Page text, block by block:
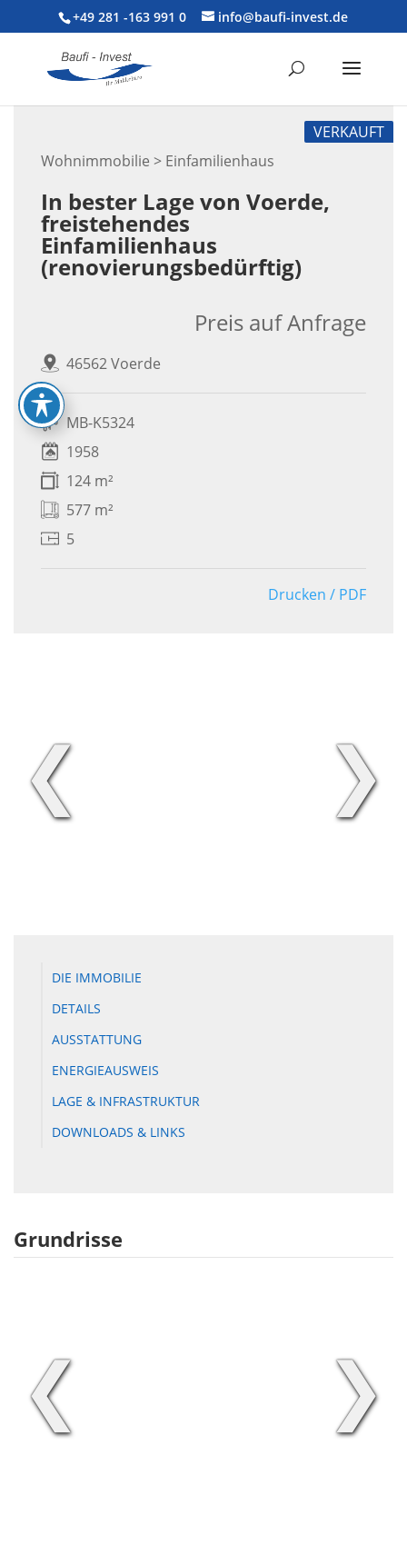
+49 281 -163 991 0 info@baufi-invest.de
Wohnimmobilie > Einfamilienhaus
VERKAUFT
In bester Lage von Voerde,
freistehendes
Einfamilienhaus
(renovierungsbedürftig)
46562 Voerde
Preis auf Anfrage
MB-K5324
1958
124 m²
577 m²
5
Drucken / PDF
❮ ❯
DIE IMMOBILIE
DETAILS
AUSSTATTUNG
ENERGIEAUSWEIS
LAGE & INFRASTRUKTUR
DOWNLOADS & LINKS
Grundrisse
❮ ❯